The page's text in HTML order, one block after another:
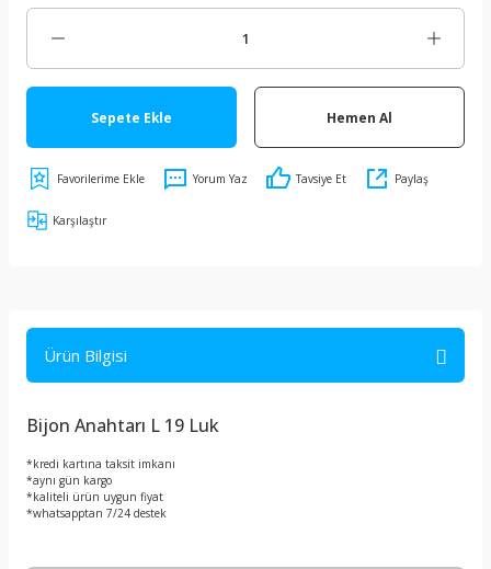
Sepete Ekle Hemen Al
Yorum Yaz Tavsiye Et Paylaş
Karşılaştır
Ürün Bilgisi
Bijon Anahtarı L 19 Luk
*kredi kartına taksit imkanı
*aynı gün kargo
*kaliteli ürün uygun fiyat
*whatsapptan 7/24 destek